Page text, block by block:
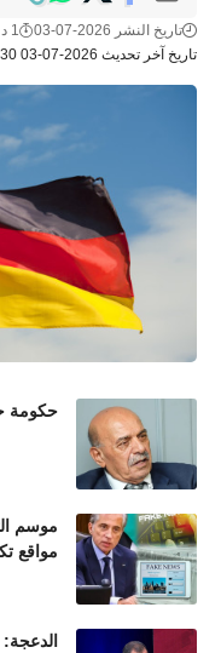
تاريخ آخر تحديث 2026-07-03 10:30 مساءً
تاريخ النشر 2026-07-03 1 د للقراءة
حكومة
موسم
مواقع